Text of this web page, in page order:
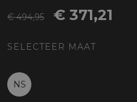
€ 494,95 € 371,21
SELECTEER MAAT
NS